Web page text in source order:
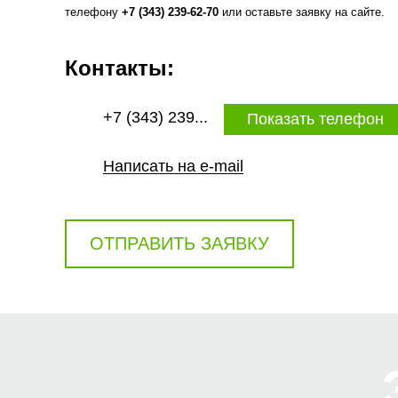
телефону +7 (343) 239-62-70 или оставьте заявку на сайте.
Контакты:
+7 (343) 239... Показать телефон
Написать на e-mail
ОТПРАВИТЬ ЗАЯВКУ